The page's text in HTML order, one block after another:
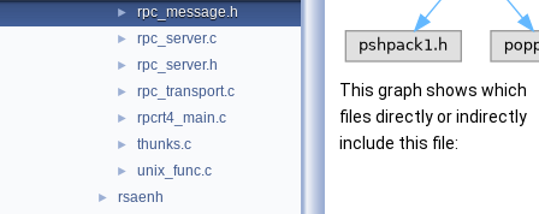
► rpc_message.h
► rpc_server.c
► rpc_server.h
► rpc_transport.c
► rpcrt4_main.c
► thunks.c
► unix_func.c
► rsaenh
This graph shows which
files directly or indirectly
include this file: